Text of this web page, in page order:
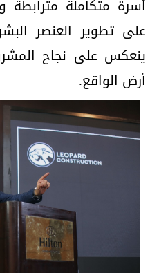
أسرة متكاملة
على تطوير العنصر
ينعكس على نجاح
أرض الواقع.